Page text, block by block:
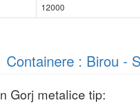
12000
Containere : Birou -
Gorj metalice tip: